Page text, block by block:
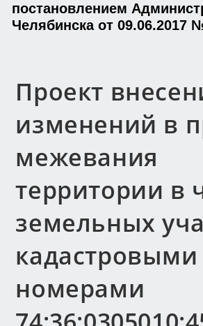
постановлением
Челябинска от 09.06.2017
Проект
изменений в
межевания
территории в
земельных
кадастровыми
номерами